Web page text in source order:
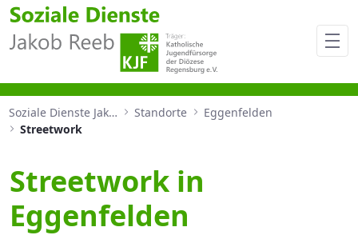
Streetwork in Eggenfelden
Soziale Dienste Jakob Reeb Standorte
Eggenfelden
Streetwork
Streetwork in
Eggenfelden